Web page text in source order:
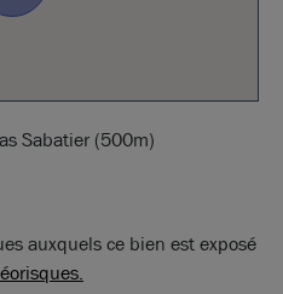
Sabatier (500m)
auxquels ce bien est exposé